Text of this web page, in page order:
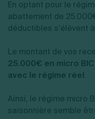
En optant pour le
abattement de
déductibles s’élèvent
Le montant de vos
25.000€ en micro BIC
avec le régime réel.
Ainsi, le régime micro
saisonnière semble